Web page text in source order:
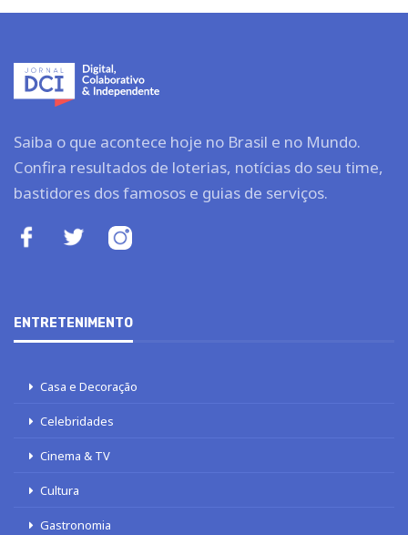
Saiba o que acontece hoje no Brasil e no Mundo.
Confira resultados de loterias, notícias do seu time,
bastidores dos famosos e guias de serviços.
ENTRETENIMENTO
Casa e Decoração
Celebridades
Cinema & TV
Cultura
Gastronomia